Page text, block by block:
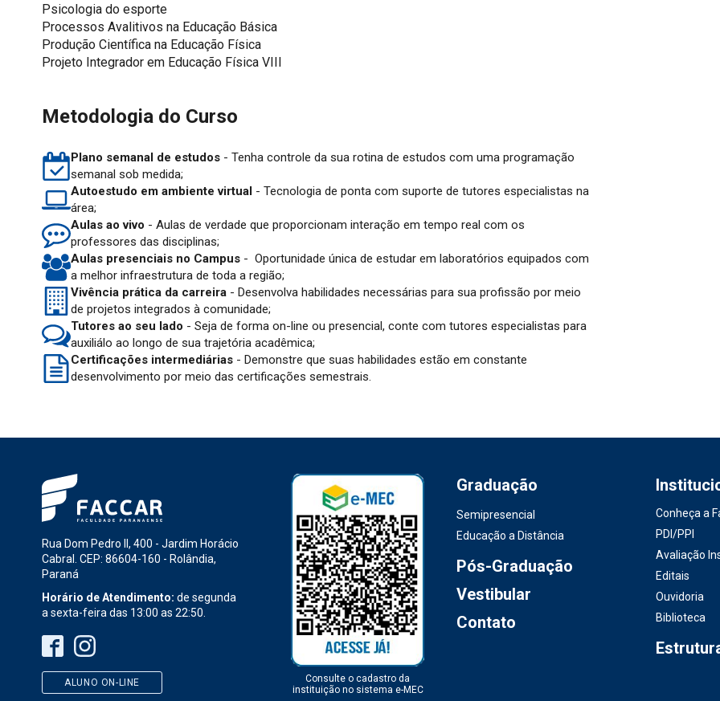
Psicologia do esporte
Processos Avalitivos na Educação Básica
Produção Científica na Educação Física
Projeto Integrador em Educação Física VIII
Metodologia do Curso
Plano semanal de estudos - Tenha controle da sua rotina de estudos com uma programação
semanal sob medida;
Autoestudo em ambiente virtual - Tecnologia de ponta com suporte de tutores especialistas na
área;
Aulas ao vivo - Aulas de verdade que proporcionam interação em tempo real com os
professores das disciplinas;
Aulas presenciais no Campus - Oportunidade única de estudar em laboratórios equipados com
a melhor infraestrutura de toda a região;
Vivência prática da carreira - Desenvolva habilidades necessárias para sua profissão por meio
de projetos integrados à comunidade;
Tutores ao seu lado - Seja de forma on-line ou presencial, conte com tutores especialistas para
auxiliálo ao longo de sua trajetória acadêmica;
Certificações intermediárias - Demonstre que suas habilidades estão em constante
desenvolvimento por meio das certificações semestrais.
Rua Dom Pedro II, 400 - Jardim Horácio
Cabral. CEP: 86604-160 - Rolândia,
Paraná
Horário de Atendimento: de segunda
a sexta-feira das 13:00 as 22:50.
ALUNO ON-LINE
Consulte o cadastro da
instituição no sistema e-MEC
Graduação
Semipresencial
Educação a Distância
Pós-Graduação
Vestibular
Contato
Conheça a
PDI/PPI
Avaliação
Editais
Ouvidoria
Biblioteca